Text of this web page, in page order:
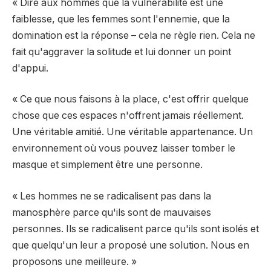
« Dire aux hommes que la vulnérabilité est une
faiblesse, que les femmes sont l'ennemie, que la
domination est la réponse – cela ne règle rien. Cela ne
fait qu'aggraver la solitude et lui donner un point
d'appui.
« Ce que nous faisons à la place, c'est offrir quelque
chose que ces espaces n'offrent jamais réellement.
Une véritable amitié. Une véritable appartenance. Un
environnement où vous pouvez laisser tomber le
masque et simplement être une personne.
« Les hommes ne se radicalisent pas dans la
manosphère parce qu'ils sont de mauvaises
personnes. Ils se radicalisent parce qu'ils sont isolés et
que quelqu'un leur a proposé une solution. Nous en
proposons une meilleure. »